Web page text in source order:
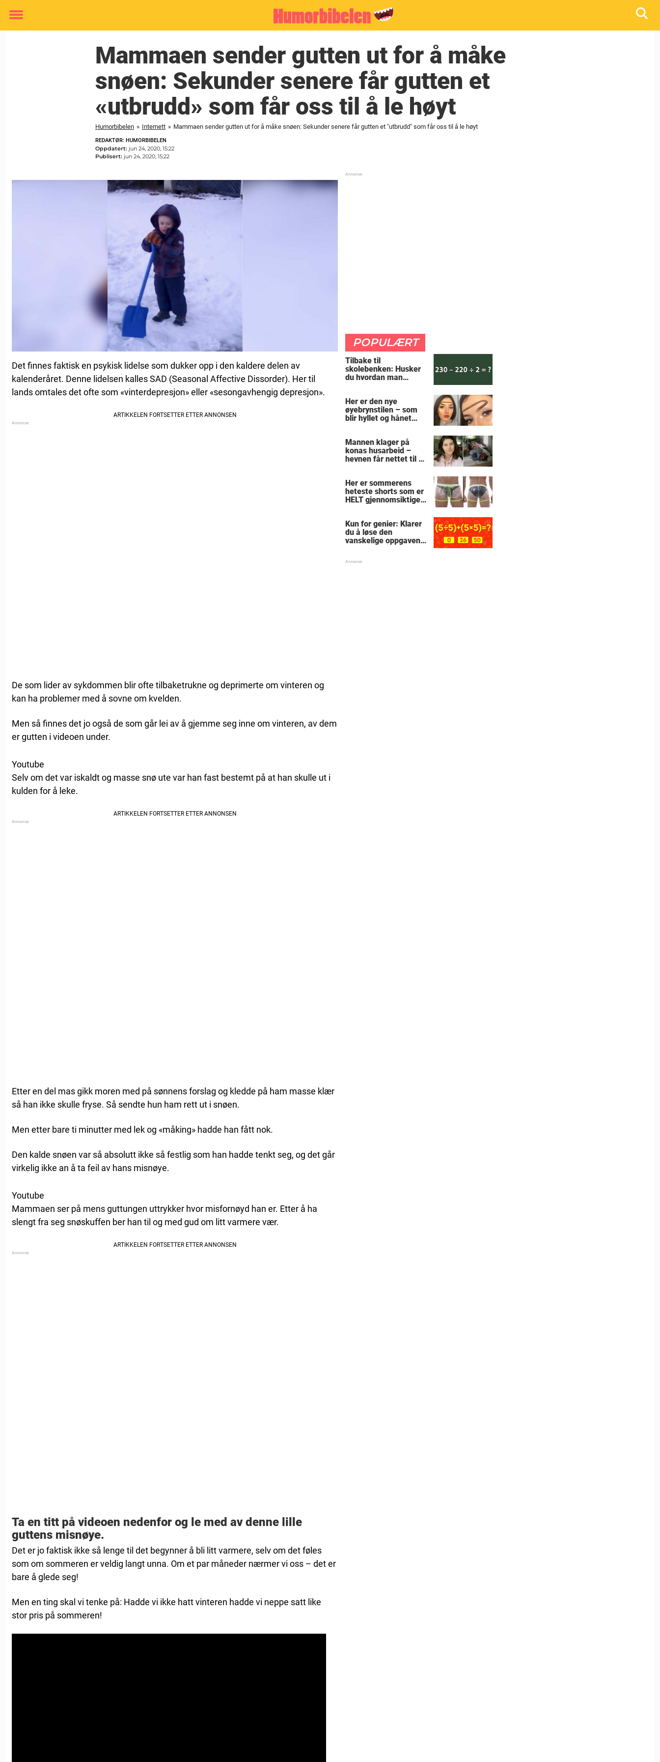
Toggle
Mammaen sender gutten ut for å måke
snøen: Sekunder senere får gutten et
«utbrudd» som får oss til å le høyt
Humorbibelen » Internett » Mammaen sender gutten ut for å måke snøen: Sekunder senere får gutten et "utbrudd" som får oss til å le høyt
REDAKTØR: HUMORBIBELEN
Oppdatert: jun 24, 2020, 15:22
Publisert: jun 24, 2020, 15:22
Det finnes faktisk en psykisk lidelse som dukker opp i den kaldere delen av
kalenderåret. Denne lidelsen kalles SAD (Seasonal Affective Dissorder). Her til
lands omtales det ofte som «vinterdepresjon» eller «sesongavhengig depresjon».
De som lider av sykdommen blir ofte tilbaketrukne og deprimerte om vinteren og
kan ha problemer med å sovne om kvelden.
Men så finnes det jo også de som går lei av å gjemme seg inne om vinteren, av dem
er gutten i videoen under.
Youtube
Selv om det var iskaldt og masse snø ute var han fast bestemt på at han skulle ut i
kulden for å leke.
Etter en del mas gikk moren med på sønnens forslag og kledde på ham masse klær
så han ikke skulle fryse. Så sendte hun ham rett ut i snøen.
Men etter bare ti minutter med lek og «måking» hadde han fått nok.
Den kalde snøen var så absolutt ikke så festlig som han hadde tenkt seg, og det går
virkelig ikke an å ta feil av hans misnøye.
Youtube
Mammaen ser på mens guttungen uttrykker hvor misfornøyd han er. Etter å ha
slengt fra seg snøskuffen ber han til og med gud om litt varmere vær.
Ta en titt på videoen nedenfor og le med av denne lille
guttens misnøye.
Det er jo faktisk ikke så lenge til det begynner å bli litt varmere, selv om det føles
som om sommeren er veldig langt unna. Om et par måneder nærmer vi oss – det er
bare å glede seg!
Men en ting skal vi tenke på: Hadde vi ikke hatt vinteren hadde vi neppe satt like
stor pris på sommeren!
POPULÆRT
Tilbake til
skolebenken: Husker
du hvordan man
Her er den nye
øyebrynstilen – som
blir hyllet og hånet
Mannen klager på
konas husarbeid –
hevnen får nettet til å
Her er sommerens
heteste shorts som er
HELT gjennomsiktige
Kun for genier: Klarer
du å løse den
vanskelige oppgaven